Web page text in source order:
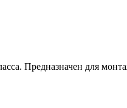
Предназначен для